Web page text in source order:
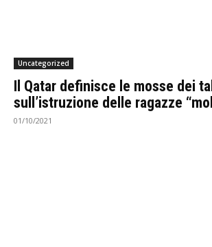
Uncategorized
Il Qatar definisce le mosse dei
sull’istruzione delle ragazze
01/10/2021